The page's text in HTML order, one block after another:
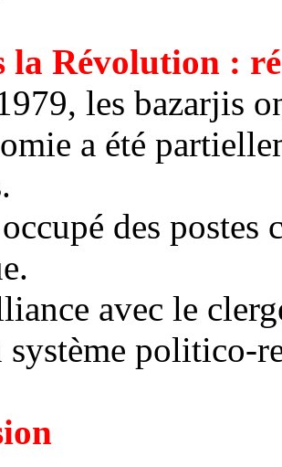
la Révolution :
les bazarjis
a été
des
avec le
système politico-